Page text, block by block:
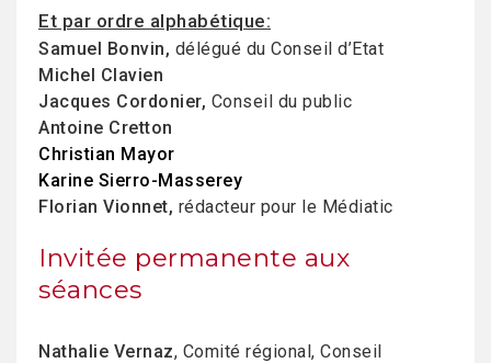
Et par ordre alphabétique:
Samuel Bonvin, délégué du Conseil d’Etat
Michel Clavien
Jacques Cordonier, Conseil du public
Antoine Cretton
Christian Mayor
Karine Sierro-Masserey
Florian Vionnet, rédacteur pour le Médiatic
Invitée permanente aux
séances
Nathalie Vernaz, Comité régional, Conseil